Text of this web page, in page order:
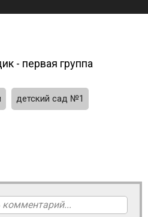
- первая группа
детский сад №1
комментарий...